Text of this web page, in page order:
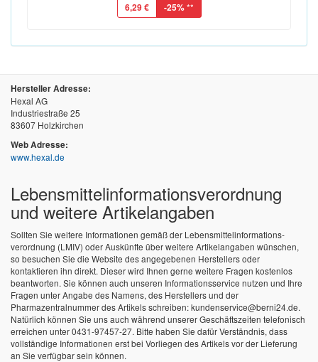
6,29 € -25%**
Hersteller Adresse:
Hexal AG
Industriestraße 25
83607 Holzkirchen
Web Adresse:
www.hexal.de
Lebensmittel­informations­verordnung
und weitere Artikelangaben
Sollten Sie weitere Informationen gemäß der Lebensmittel­informations­
verordnung (LMIV) oder Auskünfte über weitere Artikelangaben wünschen,
so besuchen Sie die Website des angegebenen Herstellers oder
kontaktieren ihn direkt. Dieser wird Ihnen gerne weitere Fragen kostenlos
beantworten. Sie können auch unseren Informationsservice nutzen und Ihre
Fragen unter Angabe des Namens, des Herstellers und der
Pharmazentralnummer des Artikels schreiben: kundenservice@berni24.de.
Natürlich können Sie uns auch während unserer Geschäftszeiten telefonisch
erreichen unter 0431-97457-27. Bitte haben Sie dafür Verständnis, dass
vollständige Informationen erst bei Vorliegen des Artikels vor der Lieferung
an Sie verfügbar sein können.